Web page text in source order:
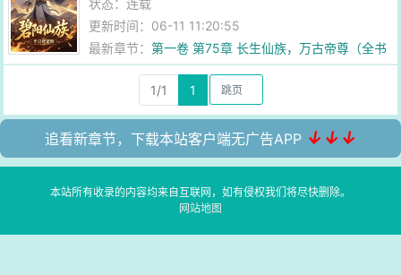
状态：连载
更新时间：06-11 11:20:55
最新章节：第一卷 第75章 长生仙族，万古帝尊（全书
完）！
1/1
1
追看新章节，下载本站客户端无广告APP ↓↓↓
本站所有收录的内容均来自互联网，如有侵权我们将尽快删除。
网站地图